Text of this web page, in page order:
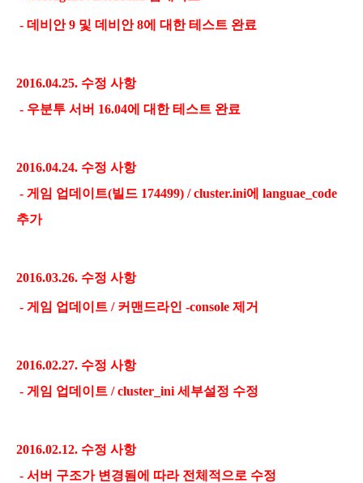
- 데비안 9 및 데비안 8에 대한 테스트 완료
2016.04.25. 수정 사항
- 우분투 서버 16.04에 대한 테스트 완료
2016.04.24. 수정 사항
- 게임 업데이트(빌드 174499) / cluster.ini에 languae_code
추가
2016.03.26. 수정 사항
- 게임 업데이트 / 커맨드라인 -console 제거
2016.02.27. 수정 사항
- 게임 업데이트 / cluster_ini 세부설정 수정
2016.02.12. 수정 사항
- 서버 구조가 변경됨에 따라 전체적으로 수정